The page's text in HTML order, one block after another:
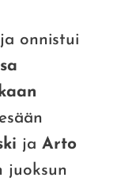
onnistui
ja Arto
juoksun